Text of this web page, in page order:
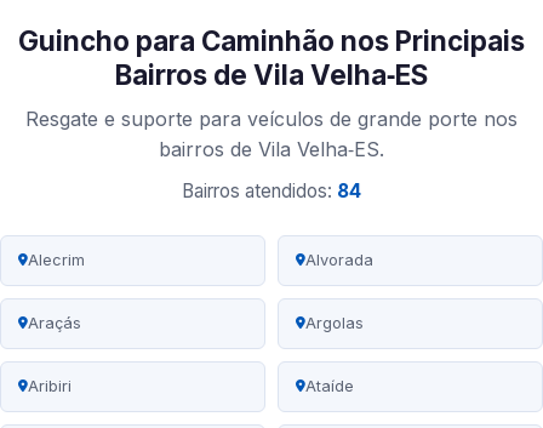
Guincho para Caminhão nos Principais
Bairros de Vila Velha‑ES
Resgate e suporte para veículos de grande porte nos
bairros de Vila Velha‑ES.
Bairros atendidos: 84
Alecrim Alvorada
Araçás Argolas
Aribiri Ataíde